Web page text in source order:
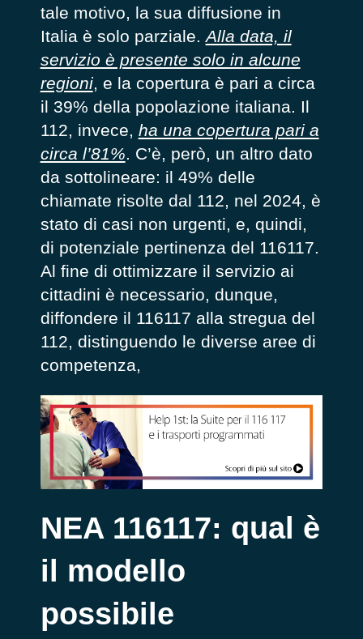
tale motivo, la sua diffusione in
Italia è solo parziale.Alla data, il
servizio è presente solo in alcune
regioni, e la copertura è pari a circa
il 39% della popolazione italiana. Il
112, invece, ha una copertura pari a
circa l’81%. C’è, però, un altro dato
da sottolineare: il 49% delle
chiamate risolte dal 112, nel 2024, è
stato di casi non urgenti, e, quindi,
di potenziale pertinenza del 116117.
Al fine di ottimizzare il servizio ai
cittadini è necessario, dunque,
diffondere il 116117 alla stregua del
112, distinguendo le diverse aree di
competenza,
NEA 116117: qual è
il modello
possibile